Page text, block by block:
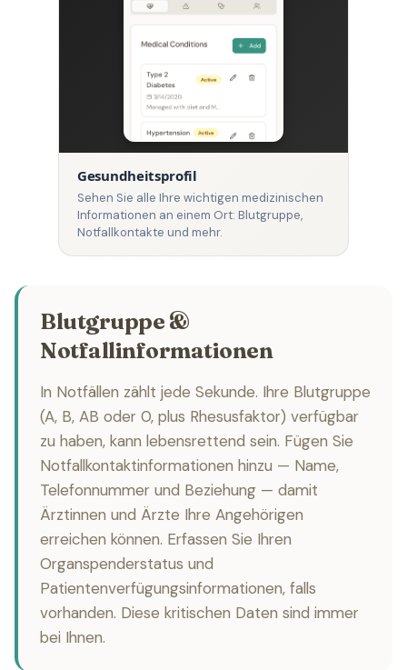
Gesundheitsprofil
Sehen Sie alle Ihre wichtigen medizinischen
Informationen an einem Ort: Blutgruppe,
Notfallkontakte und mehr.
Blutgruppe &
Notfallinformationen
In Notfällen zählt jede Sekunde. Ihre Blutgruppe
(A, B, AB oder 0, plus Rhesusfaktor) verfügbar
zu haben, kann lebensrettend sein. Fügen Sie
Notfallkontaktinformationen hinzu — Name,
Telefonnummer und Beziehung — damit
Ärztinnen und Ärzte Ihre Angehörigen
erreichen können. Erfassen Sie Ihren
Organspenderstatus und
Patientenverfügungsinformationen, falls
vorhanden. Diese kritischen Daten sind immer
bei Ihnen.